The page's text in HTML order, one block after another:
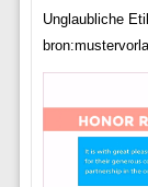
Unglaubliche